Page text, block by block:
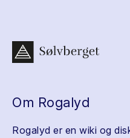
Om Rogalyd
Rogalyd er en wiki og